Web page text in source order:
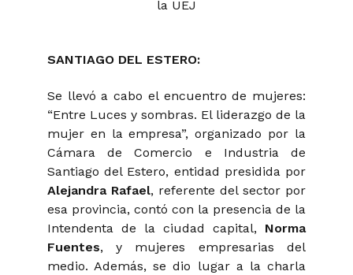
la UEJ
SANTIAGO DEL ESTERO:
Se llevó a cabo el encuentro de mujeres:
“Entre Luces y sombras. El liderazgo de la
mujer en la empresa”, organizado por la
Cámara de Comercio e Industria de
Santiago del Estero, entidad presidida por
Alejandra Rafael, referente del sector por
esa provincia, contó con la presencia de la
Intendenta de la ciudad capital, Norma
Fuentes, y mujeres empresarias del
medio. Además, se dio lugar a la charla